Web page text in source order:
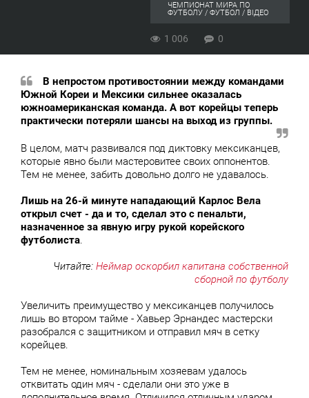
ЧЕМПИОНАТ МИРА ПО
ФУТБОЛУ / ФУТБОЛ / ВІДЕО
1 006 0
В непростом противостоянии между командами
Южной Кореи и Мексики сильнее оказалась
южноамериканская команда. А вот корейцы теперь
практически потеряли шансы на выход из группы.
В целом, матч развивался под диктовку мексиканцев,
которые явно были мастеровитее своих оппонентов.
Тем не менее, забить довольно долго не удавалось.
Лишь на 26-й минуте нападающий Карлос Вела
открыл счет - да и то, сделал это с пенальти,
назначенное за явную игру рукой корейского
футболиста.
Читайте: Неймар оскорбил капитана собственной
сборной по футболу
Увеличить преимущество у мексиканцев получилось
лишь во втором тайме - Хавьер Эрнандес мастерски
разобрался с защитником и отправил мяч в сетку
корейцев.
Тем не менее, номинальным хозяевам удалось
отквитать один мяч - сделали они это уже в